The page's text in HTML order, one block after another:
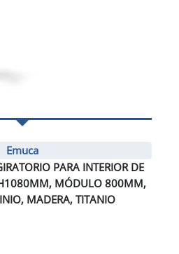
Emuca
PARA INTERIOR DE
MÓDULO 800MM,
MADERA, TITANIO